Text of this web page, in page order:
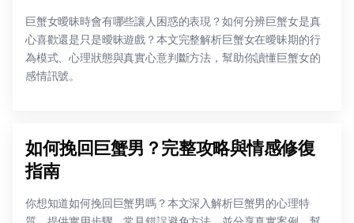
巨蟹女曖昧時會有哪些讓人困惑的表現？如何分辨巨蟹女是真
心喜歡還是只是曖昧遊戲？本文完整解析巨蟹女在曖昧期的行
為模式、心理狀態與真實心意判斷方法，幫助你讀懂巨蟹女的
感情訊號。
如何挽回巨蟹男？完整攻略與情感修復
指南
你想知道如何挽回巨蟹男嗎？本文深入解析巨蟹男的心理特